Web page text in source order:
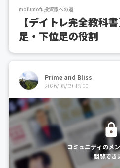
mofumofu投資家への道
【デイトレ完全教科
足・下位足の役割
Prime and Bliss
2026/08/09 18:00
コミュニティのメ
閲覧でき